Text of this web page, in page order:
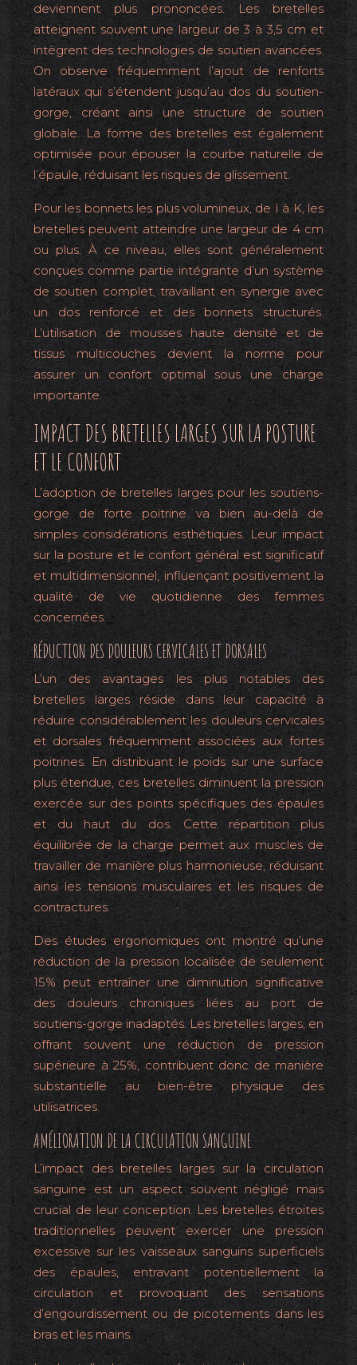
deviennent plus prononcées. Les bretelles
atteignent souvent une largeur de 3 à 3,5 cm et
intègrent des technologies de soutien avancées.
On observe fréquemment l’ajout de renforts
latéraux qui s’étendent jusqu’au dos du soutien-
gorge, créant ainsi une structure de soutien
globale. La forme des bretelles est également
optimisée pour épouser la courbe naturelle de
l’épaule, réduisant les risques de glissement.
Pour les bonnets les plus volumineux, de I à K, les
bretelles peuvent atteindre une largeur de 4 cm
ou plus. À ce niveau, elles sont généralement
conçues comme partie intégrante d’un système
de soutien complet, travaillant en synergie avec
un dos renforcé et des bonnets structurés.
L’utilisation de mousses haute densité et de
tissus multicouches devient la norme pour
assurer un confort optimal sous une charge
importante.
IMPACT DES BRETELLES LARGES SUR LA POSTURE
ET LE CONFORT
L’adoption de bretelles larges pour les soutiens-
gorge de forte poitrine va bien au-delà de
simples considérations esthétiques. Leur impact
sur la posture et le confort général est significatif
et multidimensionnel, influençant positivement la
qualité de vie quotidienne des femmes
concernées.
RÉDUCTION DES DOULEURS CERVICALES ET DORSALES
L’un des avantages les plus notables des
bretelles larges réside dans leur capacité à
réduire considérablement les douleurs cervicales
et dorsales fréquemment associées aux fortes
poitrines. En distribuant le poids sur une surface
plus étendue, ces bretelles diminuent la pression
exercée sur des points spécifiques des épaules
et du haut du dos. Cette répartition plus
équilibrée de la charge permet aux muscles de
travailler de manière plus harmonieuse, réduisant
ainsi les tensions musculaires et les risques de
contractures.
Des études ergonomiques ont montré qu’une
réduction de la pression localisée de seulement
15% peut entraîner une diminution significative
des douleurs chroniques liées au port de
soutiens-gorge inadaptés. Les bretelles larges, en
offrant souvent une réduction de pression
supérieure à 25%, contribuent donc de manière
substantielle au bien-être physique des
utilisatrices.
AMÉLIORATION DE LA CIRCULATION SANGUINE
L’impact des bretelles larges sur la circulation
sanguine est un aspect souvent négligé mais
crucial de leur conception. Les bretelles étroites
traditionnelles peuvent exercer une pression
excessive sur les vaisseaux sanguins superficiels
des épaules, entravant potentiellement la
circulation et provoquant des sensations
d’engourdissement ou de picotements dans les
bras et les mains.